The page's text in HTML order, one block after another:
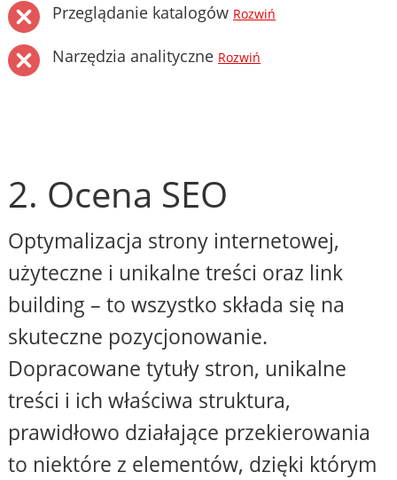
Przeglądanie katalogów Rozwiń
Narzędzia analityczne Rozwiń
2. Ocena SEO
Optymalizacja strony internetowej,
użyteczne i unikalne treści oraz link
building – to wszystko składa się na
skuteczne pozycjonowanie.
Dopracowane tytuły stron, unikalne
treści i ich właściwa struktura,
prawidłowo działające przekierowania
to niektóre z elementów, dzięki którym